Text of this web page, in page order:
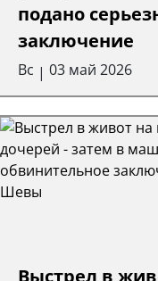
подано
заключение
Вс | 03 май 2026
Выстрел в